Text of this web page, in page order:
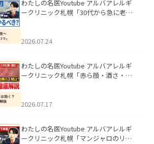
わたしの名医Youtube アルバアレルギ
ークリニック札幌「30代から急に老け
た。
2026.07.24
わたしの名医Youtube アルバアレルギ
ークリニック札幌「赤ら顔・酒さ・ニ
した。
2026.07.17
わたしの名医Youtube アルバアレルギ
ークリニック札幌「マンジャロのリア